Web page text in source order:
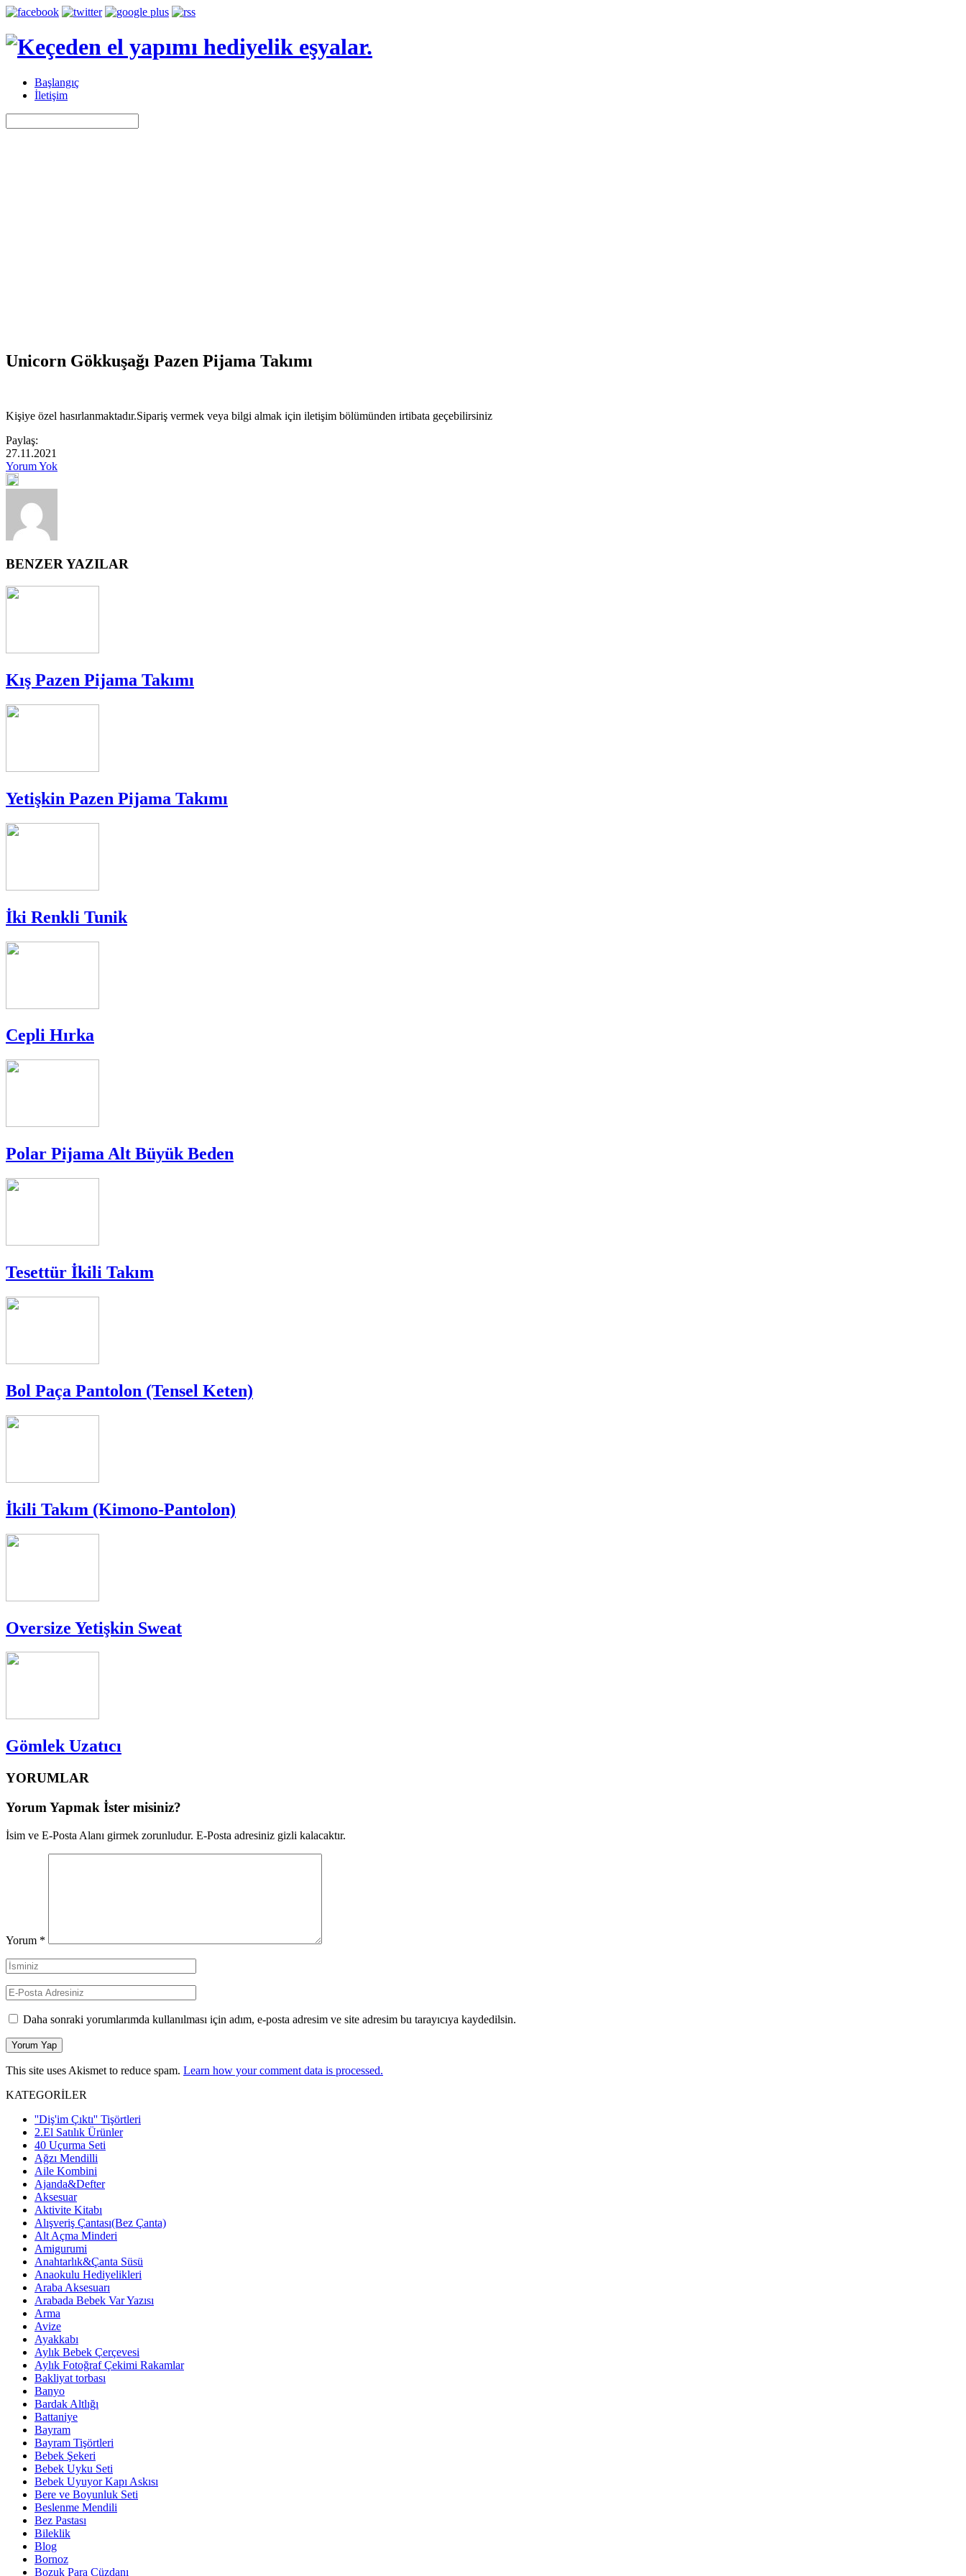
Başlangıç
İletişim
Unicorn Gökkuşağı Pazen Pijama Takımı
Kişiye özel hasırlanmaktadır.Sipariş vermek veya bilgi almak için iletişim bölümünden irtibata geçebilirsiniz
Paylaş:
27.11.2021
Yorum Yok
BENZER YAZILAR
Kış Pazen Pijama Takımı
Yetişkin Pazen Pijama Takımı
İki Renkli Tunik
Cepli Hırka
Polar Pijama Alt Büyük Beden
Tesettür İkili Takım
Bol Paça Pantolon (Tensel Keten)
İkili Takım (Kimono-Pantolon)
Oversize Yetişkin Sweat
Gömlek Uzatıcı
YORUMLAR
Yorum Yapmak İster misiniz?
İsim ve E-Posta Alanı girmek zorunludur. E-Posta adresiniz gizli kalacaktır.
Yorum *
Daha sonraki yorumlarımda kullanılması için adım, e-posta adresim ve site adresim bu tarayıcıya kaydedilsin.
This site uses Akismet to reduce spam. Learn how your comment data is processed.
KATEGORİLER
''Diş'im Çıktı'' Tişörtleri
2.El Satılık Ürünler
40 Uçurma Seti
Ağzı Mendilli
Aile Kombini
Ajanda&Defter
Aksesuar
Aktivite Kitabı
Alışveriş Çantası(Bez Çanta)
Alt Açma Minderi
Amigurumi
Anahtarlık&Çanta Süsü
Anaokulu Hediyelikleri
Araba Aksesuarı
Arabada Bebek Var Yazısı
Arma
Avize
Ayakkabı
Aylık Bebek Çerçevesi
Aylık Fotoğraf Çekimi Rakamlar
Bakliyat torbası
Banyo
Bardak Altlığı
Battaniye
Bayram
Bayram Tişörtleri
Bebek Şekeri
Bebek Uyku Seti
Bebek Uyuyor Kapı Askısı
Bere ve Boyunluk Seti
Beslenme Mendili
Bez Pastası
Bileklik
Blog
Bornoz
Bozuk Para Cüzdanı